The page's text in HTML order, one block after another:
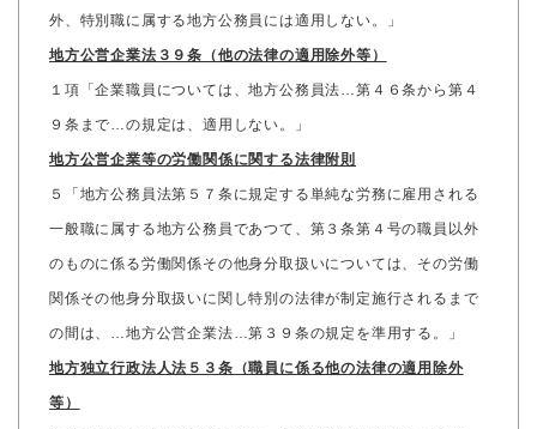
外、特別職に属する地方公務員には適用しない。」
地方公営企業法３９条（他の法律の適用除外等）
１項「企業職員については、地方公務員法…第４６条から第４
９条まで…の規定は、適用しない。」
地方公営企業等の労働関係に関する法律附則
５「地方公務員法第５７条に規定する単純な労務に雇用される
一般職に属する地方公務員であつて、第３条第４号の職員以外
のものに係る労働関係その他身分取扱いについては、その労働
関係その他身分取扱いに関し特別の法律が制定施行されるまで
の間は、…地方公営企業法…第３９条の規定を準用する。」
地方独立行政法人法５３条（職員に係る他の法律の適用除外
等）